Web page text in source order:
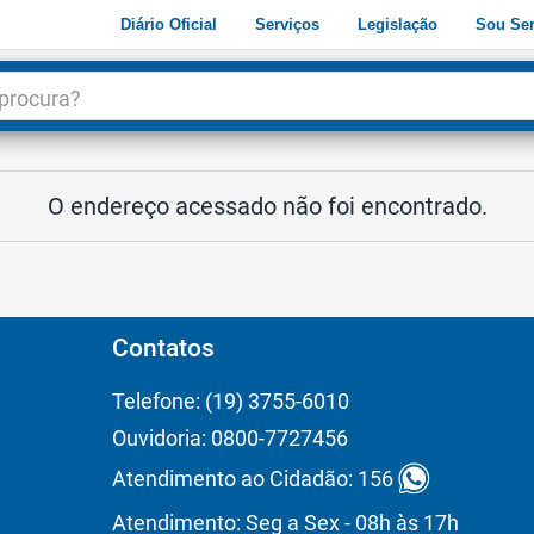
Diário Oficial Serviços Legislação Sou
O endereço acessado não foi encontrado.
Contatos
Telefone: (19) 3755-6010
Ouvidoria: 0800-7727456
Atendimento ao Cidadão: 156
Atendimento: Seg a Sex - 08h às 17h